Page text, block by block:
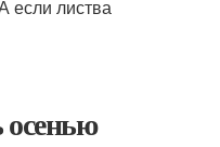
если листва